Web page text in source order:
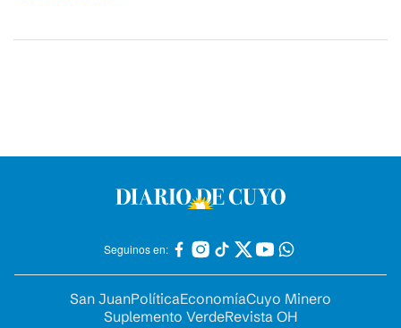
Seguinos en:
San JuanPolíticaEconomíaCuyo Minero
Suplemento VerdeRevista OH